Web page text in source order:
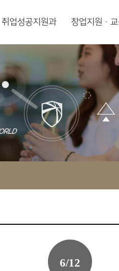
취업성공지원과 창업지원·교
6/12